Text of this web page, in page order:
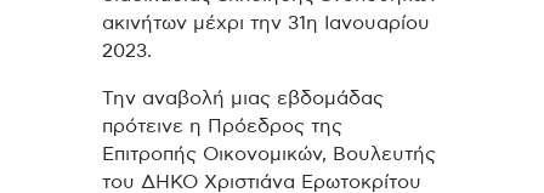
ακινήτων μέχρι την 31η Ιανουαρίου
2023.
Την αναβολή μιας εβδομάδας
πρότεινε η Πρόεδρος της
Επιτροπής Οικονομικών, Βουλευτής
του ΔΗΚΟ Χριστιάνα Ερωτοκρίτου